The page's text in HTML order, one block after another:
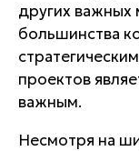
других важных
большинства
проектов
важным.
Несмотря на